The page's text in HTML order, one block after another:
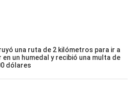
una ruta de 2 kilómetros para ir a
en un humedal y recibió una multa de
dólares